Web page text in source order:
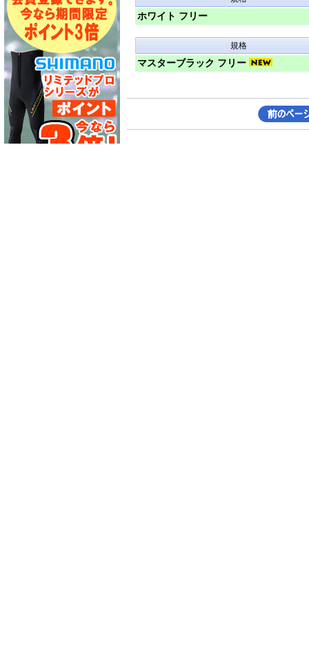
ホワイト フリー
規格
マスターブラック フリー